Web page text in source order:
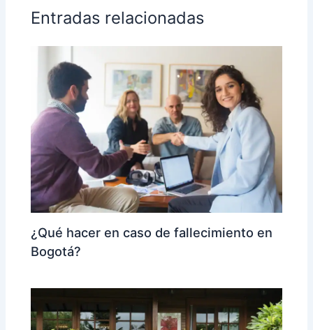
Entradas relacionadas
¿Qué hacer en caso de fallecimiento en
Bogotá?